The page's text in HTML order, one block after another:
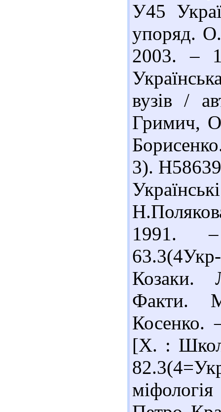
У45
упоряд.
2003. –
вузів /
Гримич,
3).
1991.
Козаки.
Факти.
Косенко.
[Х. :